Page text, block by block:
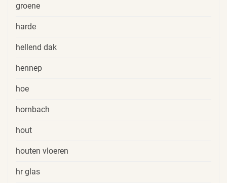
groene
harde
hellend dak
hennep
hoe
hornbach
hout
houten vloeren
hr glas